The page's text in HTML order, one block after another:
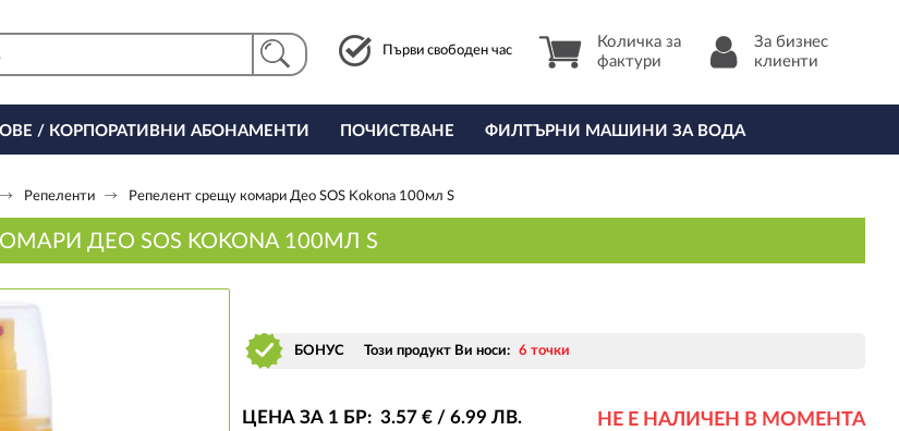
Първи свободен час
Количка за
фактури
За бизнес
клиенти
/ КОРПОРАТИВНИ АБОНАМЕНТИ ПОЧИСТВАНЕ ФИЛТЪРНИ МАШИНИ ЗА ВОДА
Репеленти Репелент срещу комари Део SOS Kokona 100мл S
ДЕО SOS KOKONA 100МЛ S
БОНУС Този продукт Ви носи: 6 точки
ЦЕНА ЗА 1 БР: 3.57€ / 6.99 ЛВ. НЕ Е НАЛИЧЕН В МОМЕНТА